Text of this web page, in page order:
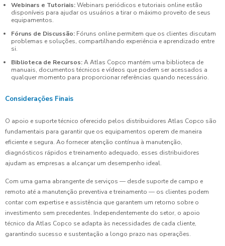
Webinars e Tutoriais:Webinars periódicos e tutoriais online estão
disponíveis para ajudar os usuários a tirar o máximo proveito de seus
equipamentos.
Fóruns de Discussão: Fóruns online permitem que os clientes discutam
problemas e soluções, compartilhando experiência e aprendizado entre
si.
Biblioteca de Recursos:A Atlas Copco mantém uma biblioteca de
manuais, documentos técnicos e vídeos que podem ser acessados a
qualquer momento para proporcionar referências quando necessário.
Considerações Finais
O apoio e suporte técnico oferecido pelos distribuidores Atlas Copco são
fundamentais para garantir que os equipamentos operem de maneira
eficiente e segura. Ao fornecer atenção contínua à manutenção,
diagnósticos rápidos e treinamento adequado, esses distribuidores
ajudam as empresas a alcançar um desempenho ideal.
Com uma gama abrangente de serviços — desde suporte de campo e
remoto até a manutenção preventiva e treinamento — os clientes podem
contar com expertise e assistência que garantem um retorno sobre o
investimento sem precedentes. Independentemente do setor, o apoio
técnico da Atlas Copco se adapta às necessidades de cada cliente,
garantindo sucesso e sustentação a longo prazo nas operações.